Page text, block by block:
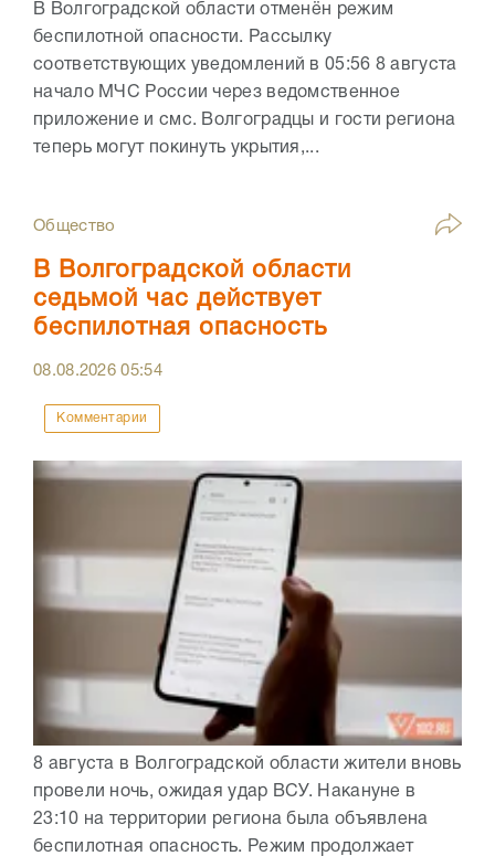
В Волгоградской области отменён режим
беспилотной опасности. Рассылку
соответствующих уведомлений в 05:56 8 августа
начало МЧС России через ведомственное
приложение и смс. Волгоградцы и гости региона
теперь могут покинуть укрытия,...
Общество
В Волгоградской области
седьмой час действует
беспилотная опасность
08.08.202605:54
Комментарии
8 августа в Волгоградской области жители вновь
провели ночь, ожидая удар ВСУ. Накануне в
23:10 на территории региона была объявлена
беспилотная опасность. Режим продолжает